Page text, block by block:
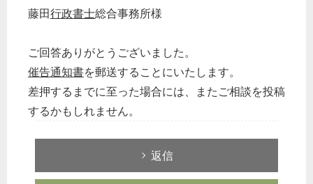
藤田行政書士総合事務所様
ご回答ありがとうございました。
催告通知書を郵送することにいたします。
差押するまでに至った場合には、またご相談を投稿
するかもしれません。
返信